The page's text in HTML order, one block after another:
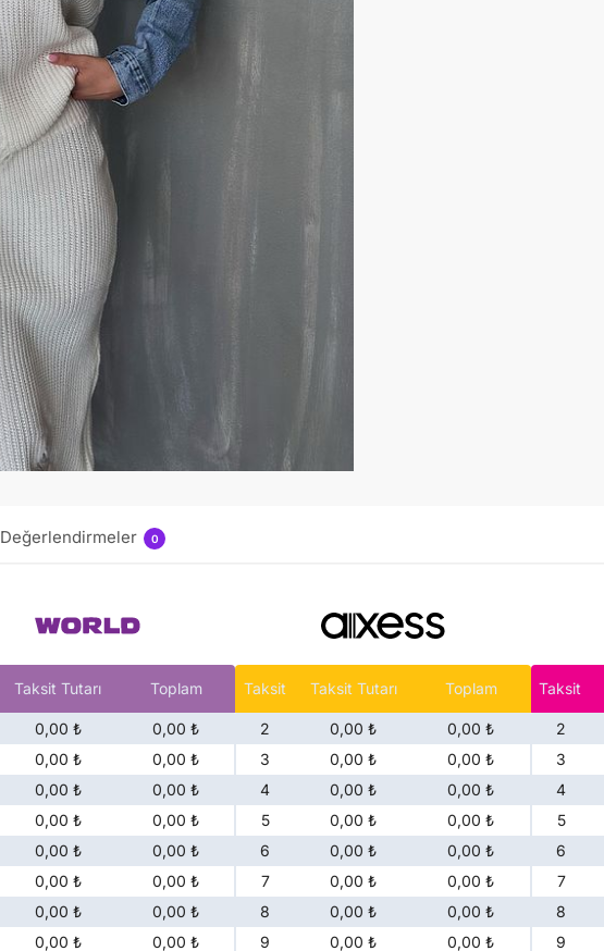
Değerlendirmeler 0
Taksit Tutarı Toplam
0,00 ₺
0,00 ₺
0,00 ₺
0,00 ₺
0,00 ₺
0,00 ₺
0,00 ₺
0,00 ₺
0,00 ₺
0,00 ₺
0,00 ₺
0,00 ₺
0,00 ₺
0,00 ₺
0,00 ₺
0,00 ₺
Taksit Taksit Tutarı Toplam
2 0,00 ₺
0,00 ₺
3
0,00 ₺
0,00 ₺
4
0,00 ₺
0,00 ₺
5
0,00 ₺
0,00 ₺
6
0,00 ₺
0,00 ₺
7
0,00 ₺
0,00 ₺
8
0,00 ₺
0,00 ₺
9
0,00 ₺
0,00 ₺
Taksit
2
3
4
5
6
7
8
9